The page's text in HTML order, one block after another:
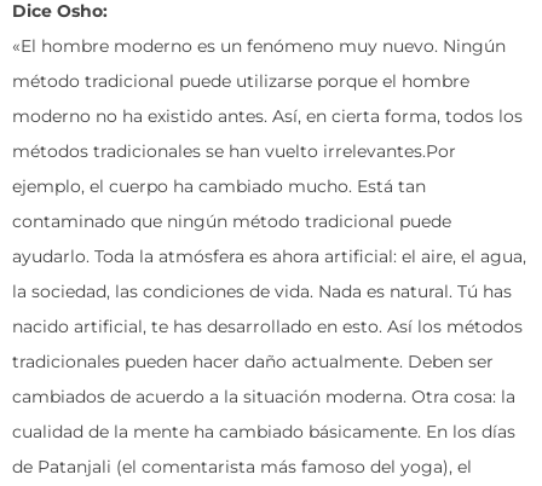
Dice Osho:
«El hombre moderno es un fenómeno muy nuevo. Ningún
método tradicional puede utilizarse porque el hombre
moderno no ha existido antes. Así, en cierta forma, todos los
métodos tradicionales se han vuelto irrelevantes.Por
ejemplo, el cuerpo ha cambiado mucho. Está tan
contaminado que ningún método tradicional puede
ayudarlo. Toda la atmósfera es ahora artificial: el aire, el agua,
la sociedad, las condiciones de vida. Nada es natural. Tú has
nacido artificial, te has desarrollado en esto. Así los métodos
tradicionales pueden hacer daño actualmente. Deben ser
cambiados de acuerdo a la situación moderna. Otra cosa: la
cualidad de la mente ha cambiado básicamente. En los días
de Patanjali (el comentarista más famoso del yoga), el